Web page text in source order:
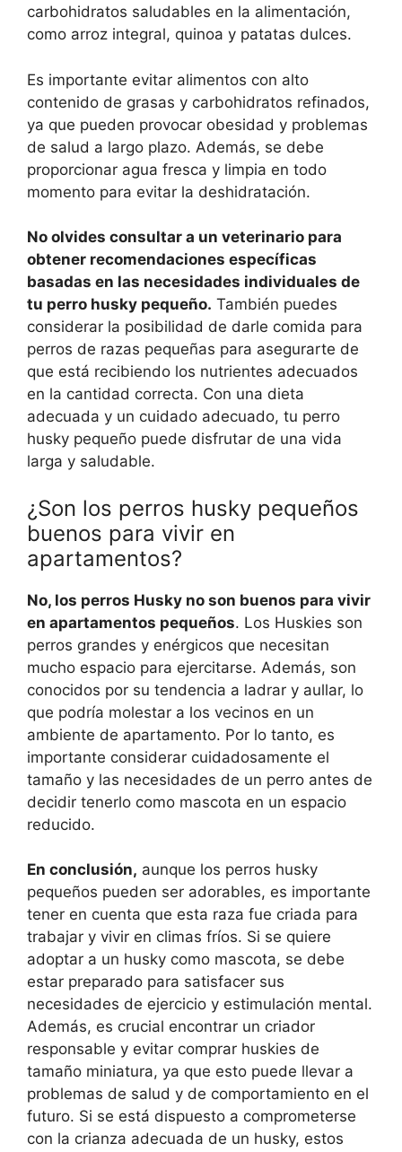
carbohidratos saludables en la alimentación,
como arroz integral, quinoa y patatas dulces.
Es importante evitar alimentos con alto
contenido de grasas y carbohidratos refinados,
ya que pueden provocar obesidad y problemas
de salud a largo plazo. Además, se debe
proporcionar agua fresca y limpia en todo
momento para evitar la deshidratación.
No olvides consultar a un veterinario para
obtener recomendaciones específicas
basadas en las necesidades individuales de
tu perro husky pequeño. También puedes
considerar la posibilidad de darle comida para
perros de razas pequeñas para asegurarte de
que está recibiendo los nutrientes adecuados
en la cantidad correcta. Con una dieta
adecuada y un cuidado adecuado, tu perro
husky pequeño puede disfrutar de una vida
larga y saludable.
¿Son los perros husky pequeños
buenos para vivir en
apartamentos?
No, los perros Husky no son buenos para vivir
en apartamentos pequeños. Los Huskies son
perros grandes y enérgicos que necesitan
mucho espacio para ejercitarse. Además, son
conocidos por su tendencia a ladrar y aullar, lo
que podría molestar a los vecinos en un
ambiente de apartamento. Por lo tanto, es
importante considerar cuidadosamente el
tamaño y las necesidades de un perro antes de
decidir tenerlo como mascota en un espacio
reducido.
En conclusión, aunque los perros husky
pequeños pueden ser adorables, es importante
tener en cuenta que esta raza fue criada para
trabajar y vivir en climas fríos. Si se quiere
adoptar a un husky como mascota, se debe
estar preparado para satisfacer sus
necesidades de ejercicio y estimulación mental.
Además, es crucial encontrar un criador
responsable y evitar comprar huskies de
tamaño miniatura, ya que esto puede llevar a
problemas de salud y de comportamiento en el
futuro. Si se está dispuesto a comprometerse
con la crianza adecuada de un husky, estos